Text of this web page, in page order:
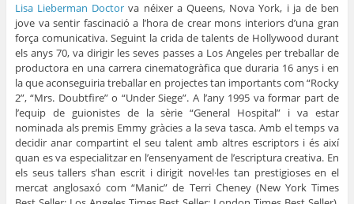
Lisa Lieberman Doctor va néixer a Queens, Nova York, i ja de ben
jove va sentir fascinació a l’hora de crear mons interiors d’una gran
força comunicativa. Seguint la crida de talents de Hollywood durant
els anys 70, va dirigir les seves passes a Los Angeles per treballar de
productora en una carrera cinematogràfica que duraria 16 anys i en
la que aconseguiria treballar en projectes tan importants com “Rocky
2”, “Mrs. Doubtfire” o “Under Siege”. A l’any 1995 va formar part de
l’equip de guionistes de la sèrie “General Hospital” i va estar
nominada als premis Emmy gràcies a la seva tasca. Amb el temps va
decidir anar compartint el seu talent amb altres escriptors i és així
quan es va especialitzar en l’ensenyament de l’escriptura creativa. En
els seus tallers s’han escrit i dirigit novel·les tan prestigioses en el
mercat anglosaxó com “Manic” de Terri Cheney (New York Times